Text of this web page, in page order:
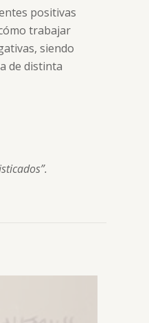
positivas
trabajar
siendo
de distinta